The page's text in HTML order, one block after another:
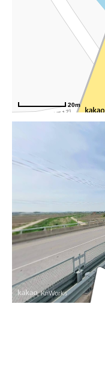
20m
, KnWorks